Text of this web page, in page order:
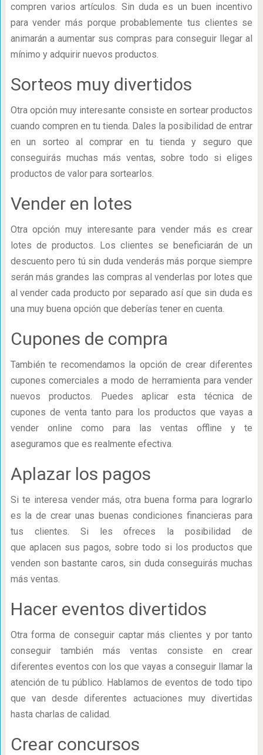
compren varios artículos. Sin duda es un buen incentivo
para vender más porque probablemente tus clientes se
animarán a aumentar sus compras para conseguir llegar al
mínimo y adquirir nuevos productos.
Sorteos muy divertidos
Otra opción muy interesante consiste en sortear productos
cuando compren en tu tienda. Dales la posibilidad de entrar
en un sorteo al comprar en tu tienda y seguro que
conseguirás muchas más ventas, sobre todo si eliges
productos de valor para sortearlos.
Vender en lotes
Otra opción muy interesante para vender más es crear
lotes de productos. Los clientes se beneficiarán de un
descuento pero tú sin duda venderás más porque siempre
serán más grandes las compras al venderlas por lotes que
al vender cada producto por separado así que sin duda es
una muy buena opción que deberías tener en cuenta.
Cupones de compra
También te recomendamos la opción de crear diferentes
cupones comerciales a modo de herramienta para vender
nuevos productos. Puedes aplicar esta técnica de
cupones de venta tanto para los productos que vayas a
vender online como para las ventas offline y te
aseguramos que es realmente efectiva.
Aplazar los pagos
Si te interesa vender más, otra buena forma para lograrlo
es la de crear unas buenas condiciones financieras para
tus clientes. Si les ofreces la posibilidad de
que aplacen sus pagos, sobre todo si los productos que
venden son bastante caros, sin duda conseguirás muchas
más ventas.
Hacer eventos divertidos
Otra forma de conseguir captar más clientes y por tanto
conseguir también más ventas consiste en crear
diferentes eventos con los que vayas a conseguir llamar la
atención de tu público. Hablamos de eventos de todo tipo
que van desde diferentes actuaciones muy divertidas
hasta charlas de calidad.
Crear concursos